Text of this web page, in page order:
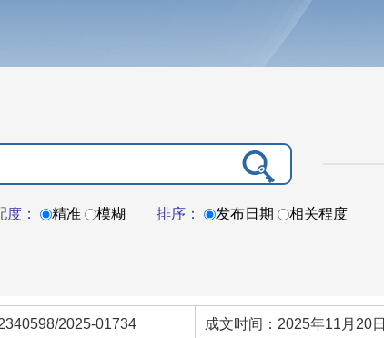
度： 精准 模糊 排序： 发布日期 相关程度
2025-01734 成文时间：2025年11月20日